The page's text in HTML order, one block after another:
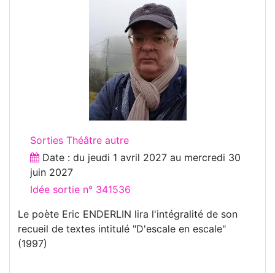
Sorties Théâtre autre
Date : du jeudi 1 avril 2027 au mercredi 30
juin 2027
Idée sortie n° 341536
Le poète Eric ENDERLIN lira l'intégralité de son
recueil de textes intitulé "D'escale en escale"
(1997)